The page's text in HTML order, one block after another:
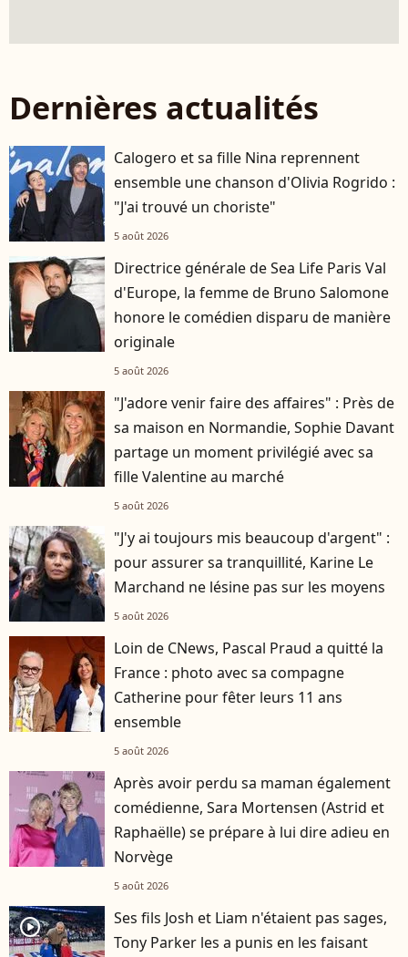
Dernières actualités
Calogero et sa fille Nina reprennent
ensemble une chanson d'Olivia Rogrido :
"J'ai trouvé un choriste"
5 août 2026
Directrice générale de Sea Life Paris Val
d'Europe, la femme de Bruno Salomone
honore le comédien disparu de manière
originale
5 août 2026
"J'adore venir faire des affaires" : Près de
sa maison en Normandie, Sophie Davant
partage un moment privilégié avec sa
fille Valentine au marché
5 août 2026
"J'y ai toujours mis beaucoup d'argent" :
pour assurer sa tranquillité, Karine Le
Marchand ne lésine pas sur les moyens
5 août 2026
Loin de CNews, Pascal Praud a quitté la
France : photo avec sa compagne
Catherine pour fêter leurs 11 ans
ensemble
5 août 2026
Après avoir perdu sa maman également
comédienne, Sara Mortensen (Astrid et
Raphaëlle) se prépare à lui dire adieu en
Norvège
5 août 2026
player2
Ses fils Josh et Liam n'étaient pas sages,
Tony Parker les a punis en les faisant